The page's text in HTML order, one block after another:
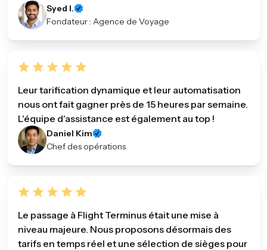
Syed I.
Fondateur : Agence de Voyage
Leur tarification dynamique et leur automatisation
nous ont fait gagner près de 15 heures par semaine.
L'équipe d'assistance est également au top !
Daniel Kim
Chef des opérations
Le passage à Flight Terminus était une mise à
niveau majeure. Nous proposons désormais des
tarifs en temps réel et une sélection de sièges pour